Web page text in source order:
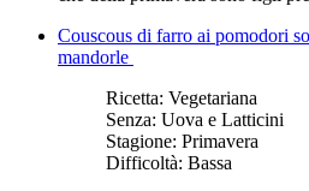
Couscous di farro ai pomodori
mandorle
Ricetta: Vegetariana
Senza: Uova e Latticini
Stagione: Primavera
Difficoltà: Bassa